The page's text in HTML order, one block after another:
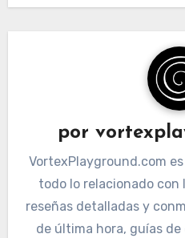
por
VortexPlayground.com
todo lo relacionado con
reseñas detalladas y
de última hora, guías